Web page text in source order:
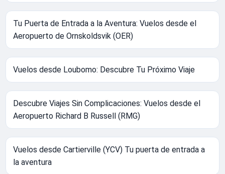
Tu Puerta de Entrada a la Aventura: Vuelos desde el
Aeropuerto de Ornskoldsvik (OER)
Vuelos desde Loubomo: Descubre Tu Próximo Viaje
Descubre Viajes Sin Complicaciones: Vuelos desde el
Aeropuerto Richard B Russell (RMG)
Vuelos desde Cartierville (YCV) Tu puerta de entrada a
la aventura